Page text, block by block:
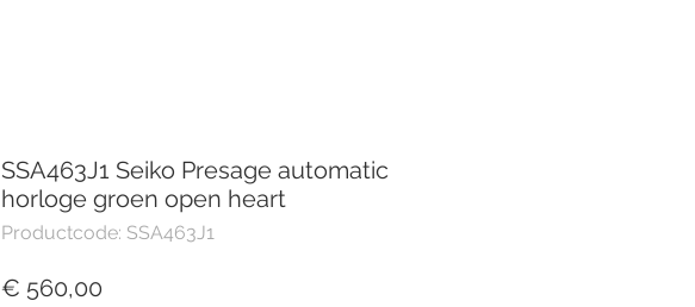
SSA463J1 Seiko Presage automatic
horloge groen open heart
Productcode: SSA463J1
€ 560,00